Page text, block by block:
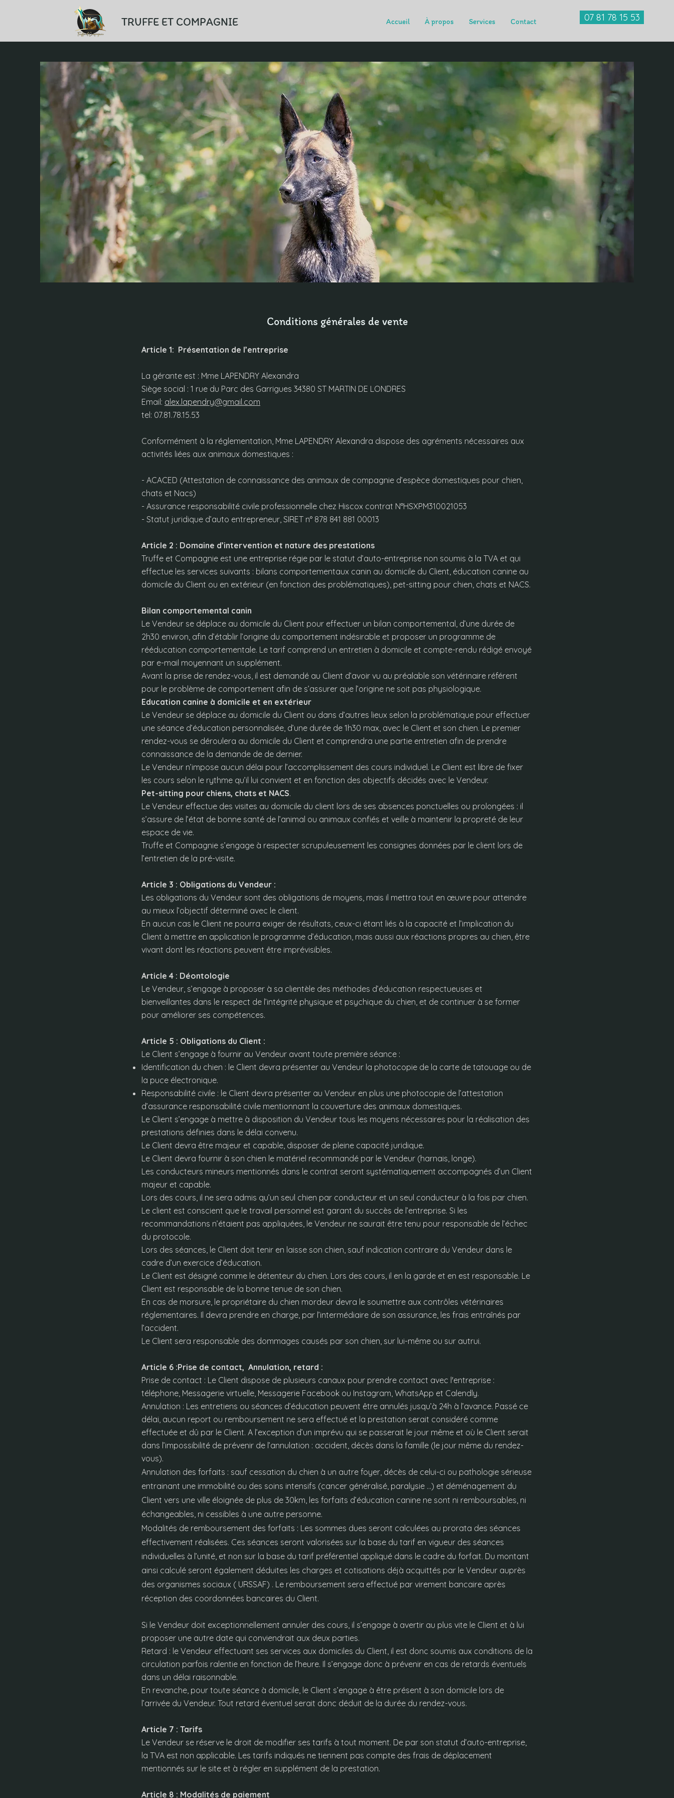
TRUFFE ET COMPAGNIE Accueil À propos Services Contact 07 81 78 15 53
Conditions générales de vente
Article 1: Présentation de l’entreprise
La gérante est : Mme LAPENDRY Alexandra
Siège social : 1 rue du Parc des Garrigues 34380 ST MARTIN DE LONDRES
Email: alex.lapendry@gmail.com
tel: 07.81.78.15.53
Conformément à la réglementation, Mme LAPENDRY Alexandra dispose des agréments nécessaires aux
activités liées aux animaux domestiques :
- ACACED (Attestation de connaissance des animaux de compagnie d’espèce domestiques pour chien,
chats et Nacs)
- Assurance responsabilité civile professionnelle chez Hiscox contrat N°HSXPM310021053
- Statut juridique d’auto entrepreneur, SIRET n° 878 841 881 00013
Article 2 : Domaine d’intervention et nature des prestations
Truffe et Compagnie est une entreprise régie par le statut d’auto-entreprise non soumis à la TVA et qui
effectue les services suivants : bilans comportementaux canin au domicile du Client, éducation canine au
domicile du Client ou en extérieur (en fonction des problématiques), pet-sitting pour chien, chats et NACS.
Bilan comportemental canin
Le Vendeur se déplace au domicile du Client pour effectuer un bilan comportemental, d’une durée de
2h30 environ, afin d’établir l’origine du comportement indésirable et proposer un programme de
rééducation comportementale. Le tarif comprend un entretien à domicile et compte-rendu rédigé envoyé
par e-mail moyennant un supplément.
Avant la prise de rendez-vous, il est demandé au Client d’avoir vu au préalable son vétérinaire référent
pour le problème de comportement afin de s’assurer que l’origine ne soit pas physiologique.
Education canine à domicile et en extérieur
Le Vendeur se déplace au domicile du Client ou dans d’autres lieux selon la problématique pour effectuer
une séance d’éducation personnalisée, d’une durée de 1h30 max, avec le Client et son chien. Le premier
rendez-vous se déroulera au domicile du Client et comprendra une partie entretien afin de prendre
connaissance de la demande de de dernier.
Le Vendeur n’impose aucun délai pour l’accomplissement des cours individuel. Le Client est libre de fixer
les cours selon le rythme qu’il lui convient et en fonction des objectifs décidés avec le Vendeur.
Pet-sitting pour chiens, chats et NACS.
Le Vendeur effectue des visites au domicile du client lors de ses absences ponctuelles ou prolongées : il
s’assure de l’état de bonne santé de l’animal ou animaux confiés et veille à maintenir la propreté de leur
espace de vie.
Truffe et Compagnie s’engage à respecter scrupuleusement les consignes données par le client lors de
l’entretien de la pré-visite.
Article 3 : Obligations du Vendeur :
Les obligations du Vendeur sont des obligations de moyens, mais il mettra tout en œuvre pour atteindre
au mieux l’objectif déterminé avec le client.
En aucun cas le Client ne pourra exiger de résultats, ceux-ci étant liés à la capacité et l’implication du
Client à mettre en application le programme d’éducation, mais aussi aux réactions propres au chien, être
vivant dont les réactions peuvent être imprévisibles.
Article 4 : Déontologie
Le Vendeur, s’engage à proposer à sa clientèle des méthodes d’éducation respectueuses et
bienveillantes dans le respect de l’intégrité physique et psychique du chien, et de continuer à se former
pour améliorer ses compétences.
Article 5 : Obligations du Client :
Le Client s’engage à fournir au Vendeur avant toute première séance :
Identification du chien : le Client devra présenter au Vendeur la photocopie de la carte de tatouage ou de
la puce électronique.
Responsabilité civile : le Client devra présenter au Vendeur en plus une photocopie de l’attestation
d’assurance responsabilité civile mentionnant la couverture des animaux domestiques.
Le Client s’engage à mettre à disposition du Vendeur tous les moyens nécessaires pour la réalisation des
prestations définies dans le délai convenu.
Le Client devra être majeur et capable, disposer de pleine capacité juridique.
Le Client devra fournir à son chien le matériel recommandé par le Vendeur (harnais, longe).
Les conducteurs mineurs mentionnés dans le contrat seront systématiquement accompagnés d’un Client
majeur et capable.
Lors des cours, il ne sera admis qu’un seul chien par conducteur et un seul conducteur à la fois par chien.
Le client est conscient que le travail personnel est garant du succès de l’entreprise. Si les
recommandations n’étaient pas appliquées, le Vendeur ne saurait être tenu pour responsable de l’échec
du protocole.
Lors des séances, le Client doit tenir en laisse son chien, sauf indication contraire du Vendeur dans le
cadre d’un exercice d’éducation.
Le Client est désigné comme le détenteur du chien. Lors des cours, il en la garde et en est responsable. Le
Client est responsable de la bonne tenue de son chien.
En cas de morsure, le propriétaire du chien mordeur devra le soumettre aux contrôles vétérinaires
réglementaires. Il devra prendre en charge, par l’intermédiaire de son assurance, les frais entraînés par
l’accident.
Le Client sera responsable des dommages causés par son chien, sur lui-même ou sur autrui.
Article 6 :Prise de contact, Annulation, retard :
Prise de contact : Le Client dispose de plusieurs canaux pour prendre contact avec l'entreprise :
téléphone, Messagerie virtuelle, Messagerie Facebook ou Instagram, WhatsApp et Calendly.
Annulation : Les entretiens ou séances d’éducation peuvent être annulés jusqu’à 24h à l’avance. Passé ce
délai, aucun report ou remboursement ne sera effectué et la prestation serait considéré comme
effectuée et dû par le Client. A l’exception d’un imprévu qui se passerait le jour même et où le Client serait
dans l’impossibilité de prévenir de l’annulation : accident, décès dans la famille (le jour même du rendez-
vous).
Annulation des forfaits : sauf cessation du chien à un autre foyer, décès de celui-ci ou pathologie sérieuse
entrainant une immobilité ou des soins intensifs (cancer généralisé, paralysie …) et déménagement du
Client vers une ville éloignée de plus de 30km, les forfaits d’éducation canine ne sont ni remboursables, ni
échangeables, ni cessibles à une autre personne.
Modalités de remboursement des forfaits : Les sommes dues seront calculées au prorata des séances
effectivement réalisées. Ces séances seront valorisées sur la base du tarif en vigueur des séances
individuelles à l’unité, et non sur la base du tarif préférentiel appliqué dans le cadre du forfait. Du montant
ainsi calculé seront également déduites les charges et cotisations déjà acquittés par le Vendeur auprès
des organismes sociaux ( URSSAF) . Le remboursement sera effectué par virement bancaire après
réception des coordonnées bancaires du Client.
Si le Vendeur doit exceptionnellement annuler des cours, il s’engage à avertir au plus vite le Client et à lui
proposer une autre date qui conviendrait aux deux parties.
Retard : le Vendeur effectuant ses services aux domiciles du Client, il est donc soumis aux conditions de la
circulation parfois ralentie en fonction de l’heure. Il s’engage donc à prévenir en cas de retards éventuels
dans un délai raisonnable.
En revanche, pour toute séance à domicile, le Client s’engage à être présent à son domicile lors de
l’arrivée du Vendeur. Tout retard éventuel serait donc déduit de la durée du rendez-vous.
Article 7 : Tarifs
Le Vendeur se réserve le droit de modifier ses tarifs à tout moment. De par son statut d’auto-entreprise,
la TVA est non applicable. Les tarifs indiqués ne tiennent pas compte des frais de déplacement
mentionnés sur le site et à régler en supplément de la prestation.
Article 8 : Modalités de paiement